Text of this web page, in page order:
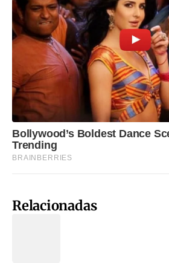
Relacionadas